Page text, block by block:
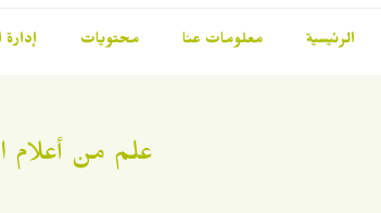
الرئيسية معلومات عنا محتويات إدارة
علم من أعلام